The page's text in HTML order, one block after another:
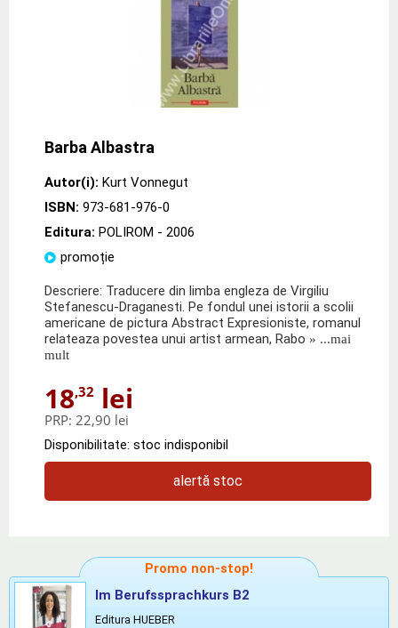
Barba Albastra
Autor(i): Kurt Vonnegut
ISBN: 973-681-976-0
Editura: POLIROM - 2006
promoție
Descriere: Traducere din limba engleza de Virgiliu
Stefanescu-Draganesti. Pe fondul unei istorii a scolii
americane de pictura Abstract Expresioniste, romanul
relateaza povestea unui artist armean, Rabo » ...mai
mult
18,32 lei
PRP: 22,90 lei
Disponibilitate: stoc indisponibil
alertă stoc
Promo non-stop!
Im Berufssprachkurs B2
Editura HUEBER